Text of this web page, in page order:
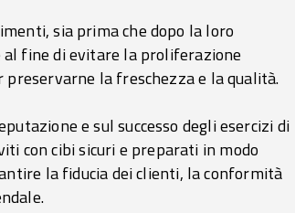
sia prima che dopo la loro
fine di evitare la proliferazione
la freschezza e la qualità.
e sul successo degli esercizi di
con cibi sicuri e preparati in modo
la fiducia dei clienti, la conformità